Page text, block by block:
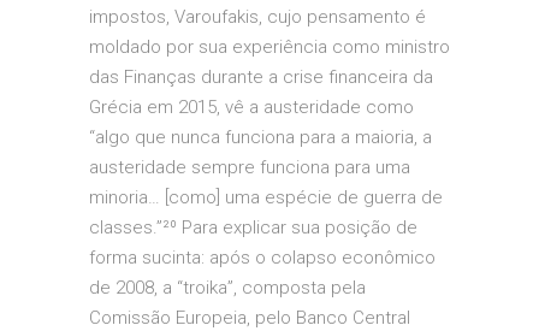
impostos, Varoufakis, cujo pensamento é
moldado por sua experiência como ministro
das Finanças durante a crise financeira da
Grécia em 2015, vê a austeridade como
“algo que nunca funciona para a maioria, a
austeridade sempre funciona para uma
minoria… [como] uma espécie de guerra de
classes.”²⁰ Para explicar sua posição de
forma sucinta: após o colapso econômico
de 2008, a “troika”, composta pela
Comissão Europeia, pelo Banco Central